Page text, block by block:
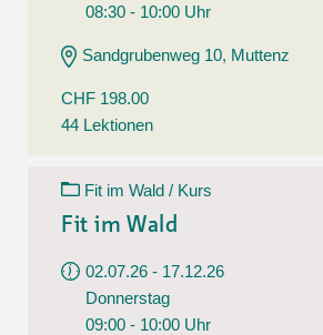
08:30 - 10:00 Uhr
Sandgrubenweg 10, Muttenz
CHF 198.00
44 Lektionen
Fit im Wald / Kurs
Fit im Wald
02.07.26 - 17.12.26
Donnerstag
09:00 - 10:00 Uhr